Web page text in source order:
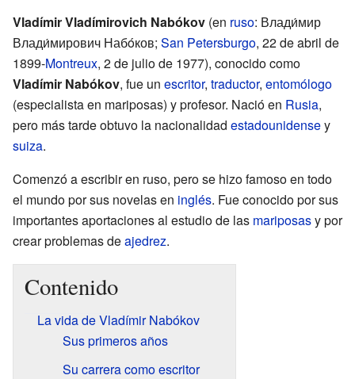
Vladímir Vladímirovich Nabókov (en ruso: Влади́мир
Влади́мирович Набóков; San Petersburgo, 22 de abril de
1899-Montreux, 2 de julio de 1977), conocido como
Vladímir Nabókov, fue un escritor, traductor, entomólogo
(especialista en mariposas) y profesor. Nació en Rusia,
pero más tarde obtuvo la nacionalidad estadounidensey
suiza.
Comenzó a escribir en ruso, pero se hizo famoso en todo
el mundo por sus novelas en inglés. Fue conocido por sus
importantes aportaciones al estudio de las mariposasy por
crear problemas deajedrez.
Contenido
La vida de Vladímir Nabókov
Sus primeros años
Su carrera como escritor